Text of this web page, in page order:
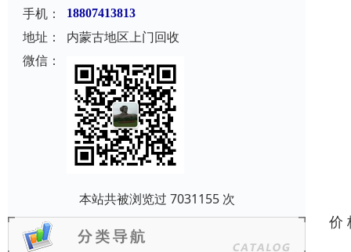
手机：
18807413813
地址：
内蒙古地区上门回收
微信：
本站共被浏览过 7031155 次
价